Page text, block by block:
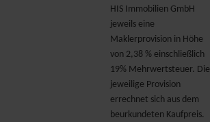
HIS Immobilien GmbH
jeweils eine
Maklerprovision in Höhe
von 2,38 % einschließlich
19% Mehrwertsteuer. Die
jeweilige Provision
errechnet sich aus dem
beurkundeten Kaufpreis.